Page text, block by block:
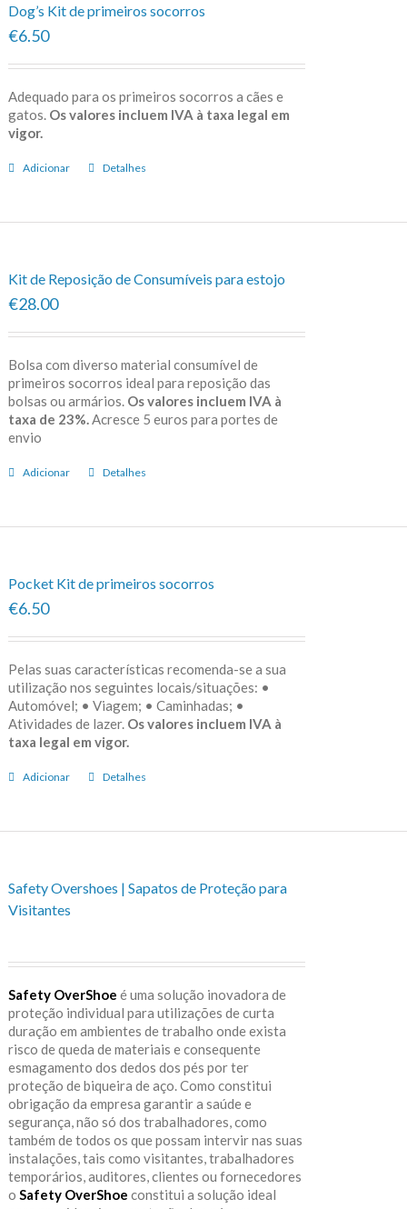
Dog’s Kit de primeiros socorros
€6.50
Adequado para os primeiros socorros a cães e
gatos. Os valores incluem IVA à taxa legal em
vigor.
Adicionar Detalhes
Kit de Reposição de Consumíveis para estojo
€28.00
Bolsa com diverso material consumível de
primeiros socorros ideal para reposição das
bolsas ou armários. Os valores incluem IVA à
taxa de 23%. Acresce 5 euros para portes de
envio
Adicionar Detalhes
Pocket Kit de primeiros socorros
€6.50
Pelas suas características recomenda-se a sua
utilização nos seguintes locais/situações: •
Automóvel; • Viagem; • Caminhadas; •
Atividades de lazer. Os valores incluem IVA à
taxa legal em vigor.
Adicionar Detalhes
Safety Overshoes | Sapatos de Proteção para
Visitantes
Safety OverShoe é uma solução inovadora de
proteção individual para utilizações de curta
duração em ambientes de trabalho onde exista
risco de queda de materiais e consequente
esmagamento dos dedos dos pés por ter
proteção de biqueira de aço. Como constitui
obrigação da empresa garantir a saúde e
segurança, não só dos trabalhadores, como
também de todos os que possam intervir nas suas
instalações, tais como visitantes, trabalhadores
temporários, auditores, clientes ou fornecedores
o Safety OverShoe constitui a solução ideal